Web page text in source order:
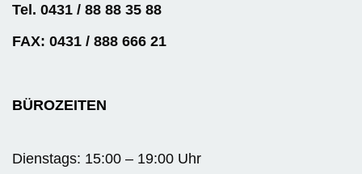
Tel. 0431 / 88 88 35 88
FAX: 0431 / 888 666 21
BÜROZEITEN
Dienstags: 15:00 – 19:00 Uhr